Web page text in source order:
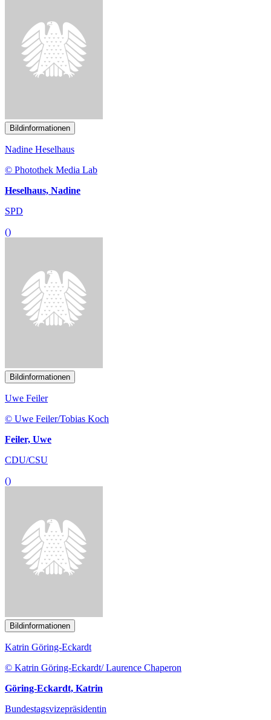
Bildinformationen
Nadine Heselhaus
© Photothek Media Lab
Heselhaus, Nadine
SPD
()
Bildinformationen
Uwe Feiler
© Uwe Feiler/Tobias Koch
Feiler, Uwe
CDU/CSU
()
Bildinformationen
Katrin Göring-Eckardt
© Katrin Göring-Eckardt/ Laurence Chaperon
Göring-Eckardt, Katrin
Bundestagsvizepräsidentin